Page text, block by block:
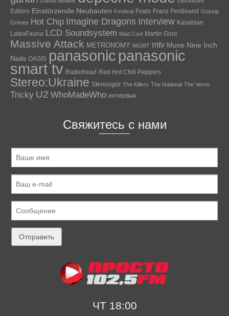
Editors Einstürzende Neubauten Festival Foals Franz Ferdinand Gossip
Grimes Hot Chip Imagine Dragons Interview Kasabian
LatexFauna LCD Soundsystem Mad Cool Martin Gore
Massive Attack METRONOMY MGMT mtv Muse Nine Inch
Nails OASIS panasonic panasonic
smart tv Radiohead Red Hot Chili Peppers
Stereo:Ukraine Stereoigor The Killers The National The Verve
Tricky U2 WhoMadeWho интервью
Свяжитесь с нами
ЧТ 18:00